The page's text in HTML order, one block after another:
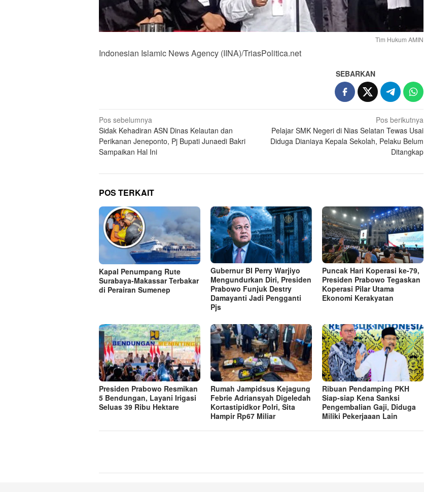
Tim Hukum AMIN
Indonesian Islamic News Agency (IINA)/TriasPolitica.net
SEBARKAN
Navigasi
pos
Pos sebelumnya
Sidak Kehadiran ASN Dinas Kelautan dan
Perikanan Jeneponto, Pj Bupati Junaedi Bakri
Sampaikan Hal Ini
Pos berikutnya
Pelajar SMK Negeri di Nias Selatan Tewas Usai
Diduga Dianiaya Kepala Sekolah, Pelaku Belum
Ditangkap
POS TERKAIT
Kapal Penumpang Rute
Surabaya-Makassar Terbakar
di Perairan Sumenep
Gubernur BI Perry Warjiyo
Mengundurkan Diri, Presiden
Prabowo Funjuk Destry
Damayanti Jadi Pengganti
Pjs
Puncak Hari Koperasi ke-79,
Presiden Prabowo Tegaskan
Koperasi Pilar Utama
Ekonomi Kerakyatan
Presiden Prabowo Resmikan
5 Bendungan, Layani Irigasi
Seluas 39 Ribu Hektare
Rumah Jampidsus Kejagung
Febrie Adriansyah Digeledah
Kortastipidkor Polri, Sita
Hampir Rp67 Miliar
Ribuan Pendamping PKH
Siap-siap Kena Sanksi
Pengembalian Gaji, Diduga
Miliki Pekerjaaan Lain